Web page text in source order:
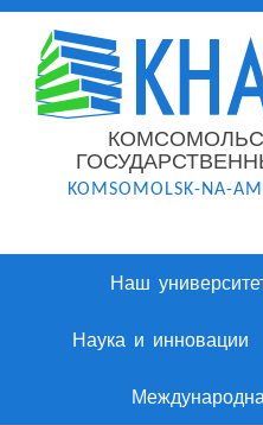
KOMSOMOLSK-NA-
Наш
Наука и инновации